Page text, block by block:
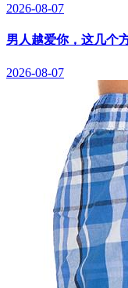
2026-08-07
男人越爱你，这几个
2026-08-07